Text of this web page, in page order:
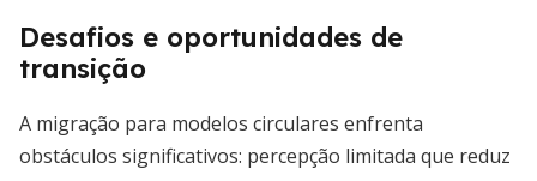
Desafios e oportunidades de
transição
A migração para modelos circulares enfrenta
obstáculos significativos: percepção limitada que reduz